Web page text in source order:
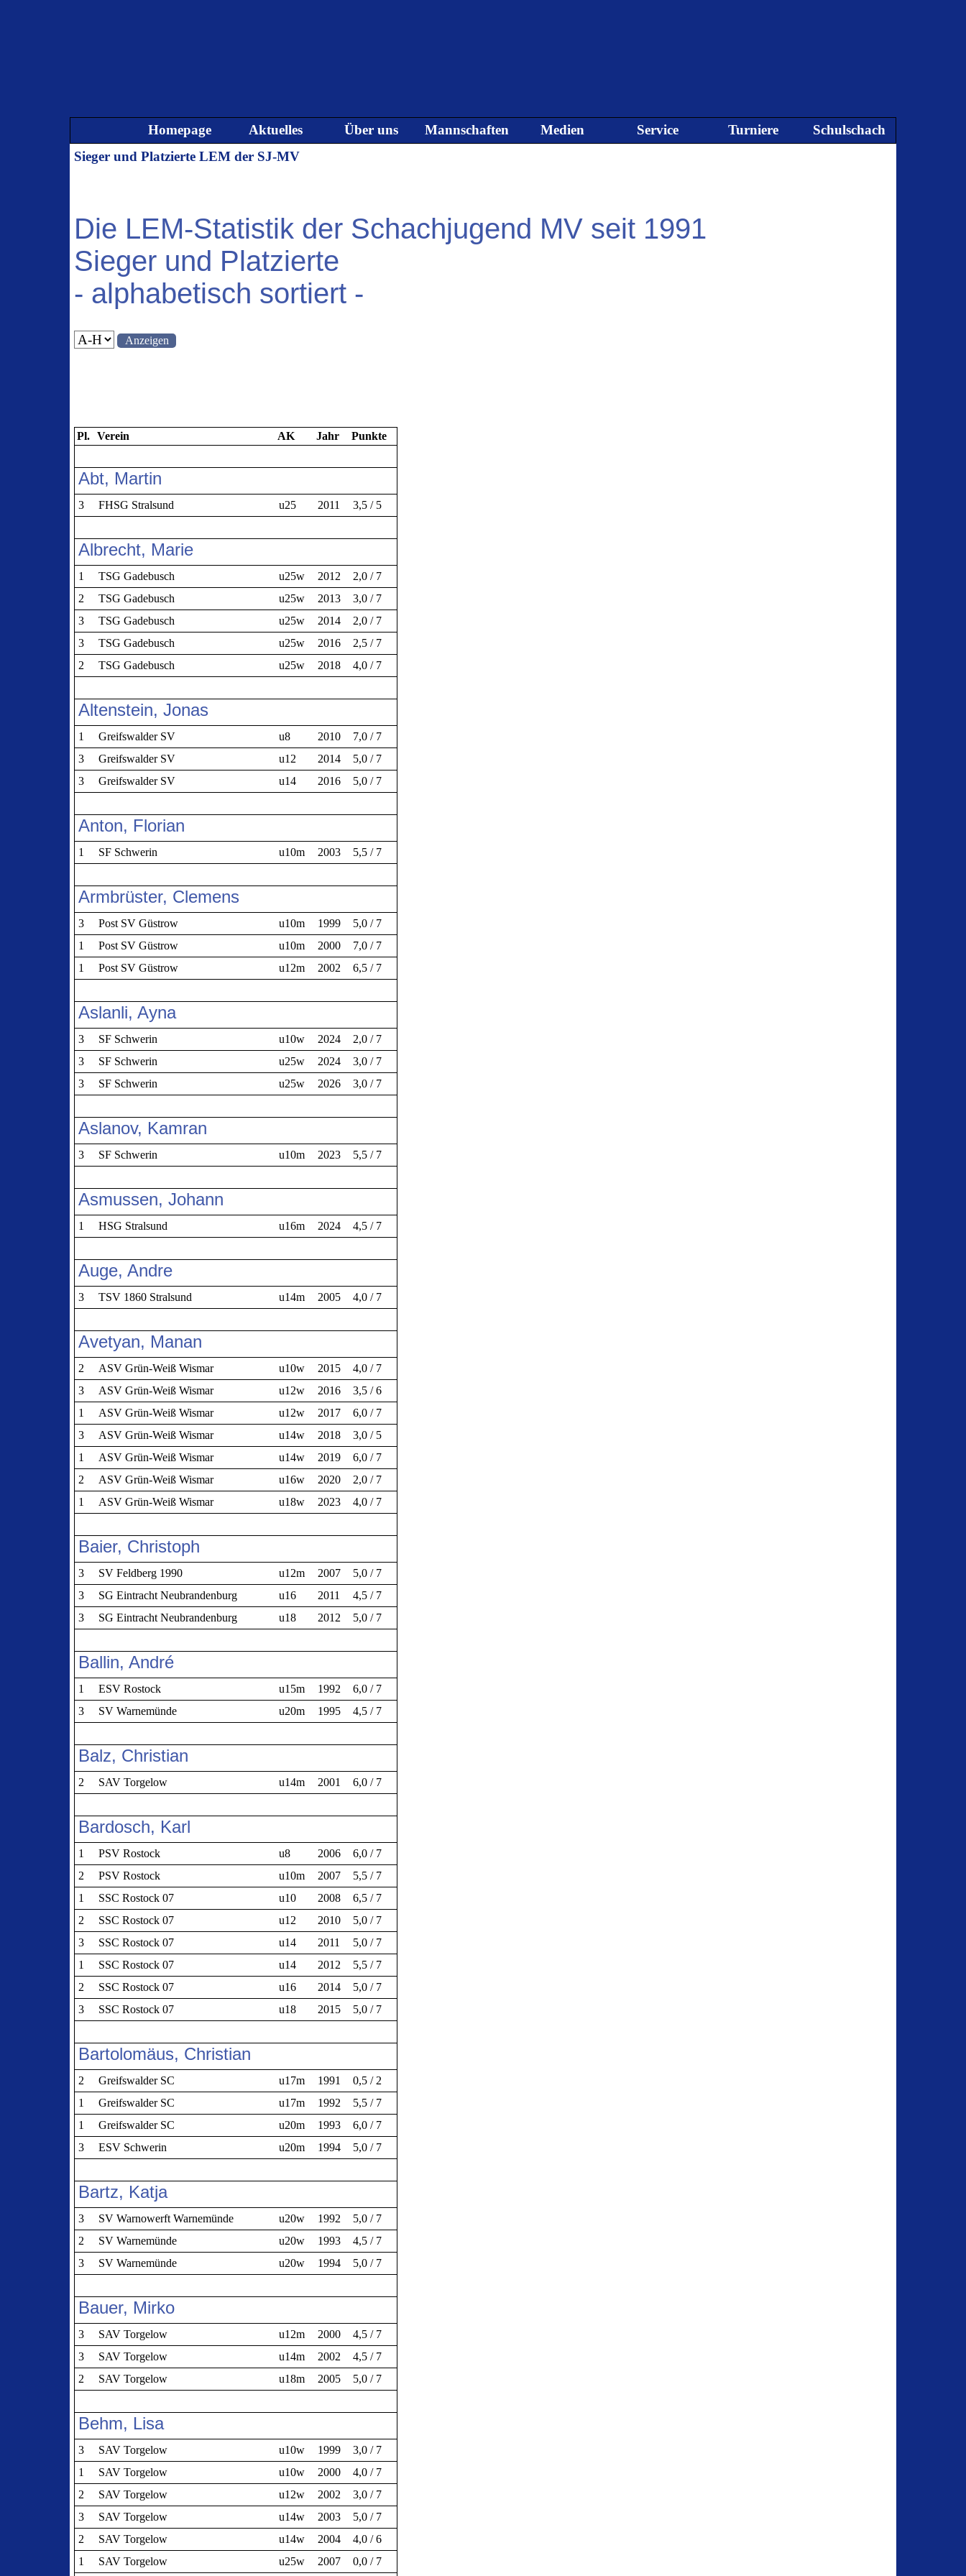
Menü überspringen
Homepage Aktuelles ▼
Über uns ▼
Mannschaften ▼
Medien ▼
Service ▼
Turniere ▼
Schulschach
Sieger und Platzierte LEM der SJ-MV
Die LEM-Statistik der Schachjugend MV seit 1991
Sieger und Platzierte
- alphabetisch sortiert -
Pl. Verein AK Jahr Punkte
Abt, Martin
3 FHSG Stralsund u25 2011 3,5 / 5
Albrecht, Marie
1 TSG Gadebusch u25w 2012
2,0 / 7
2
TSG Gadebusch u25w 2013
3,0 / 7
3
TSG Gadebusch u25w 2014
2,0 / 7
3
TSG Gadebusch u25w 2016
2,5 / 7
2
TSG Gadebusch u25w 2018 4,0 / 7
Altenstein, Jonas
1 Greifswalder SV u8 2010
7,0 / 7
3
Greifswalder SV u12 2014
5,0 / 7
3
Greifswalder SV u14 2016 5,0 / 7
Anton, Florian
1 SF Schwerin u10m 2003 5,5 / 7
Armbrüster, Clemens
3 Post SV Güstrow u10m 1999
5,0 / 7
1
Post SV Güstrow u10m 2000
7,0 / 7
1
Post SV Güstrow u12m 2002 6,5 / 7
Aslanli, Ayna
3 SF Schwerin u10w 2024
2,0 / 7
3
SF Schwerin u25w 2024
3,0 / 7
3
SF Schwerin u25w 2026 3,0 / 7
Aslanov, Kamran
3 SF Schwerin u10m 2023 5,5 / 7
Asmussen, Johann
1 HSG Stralsund u16m 2024 4,5 / 7
Auge, Andre
3 TSV 1860 Stralsund u14m 2005 4,0 / 7
Avetyan, Manan
2 ASV Grün-Weiß Wismar u10w 2015
4,0 / 7
3
ASV Grün-Weiß Wismar u12w 2016
3,5 / 6
1
ASV Grün-Weiß Wismar u12w 2017
6,0 / 7
3
ASV Grün-Weiß Wismar u14w 2018
3,0 / 5
1
ASV Grün-Weiß Wismar u14w 2019
6,0 / 7
2
ASV Grün-Weiß Wismar u16w 2020
2,0 / 7
1
ASV Grün-Weiß Wismar u18w 2023 4,0 / 7
Baier, Christoph
3 SV Feldberg 1990 u12m 2007
5,0 / 7
3
SG Eintracht Neubrandenburg u16 2011
4,5 / 7
3
SG Eintracht Neubrandenburg u18 2012 5,0 / 7
Ballin, André
1 ESV Rostock u15m 1992
6,0 / 7
3
SV Warnemünde u20m 1995 4,5 / 7
Balz, Christian
2 SAV Torgelow u14m 2001 6,0 / 7
Bardosch, Karl
1 PSV Rostock u8 2006
6,0 / 7
2
PSV Rostock u10m 2007
5,5 / 7
1
SSC Rostock 07 u10 2008
6,5 / 7
2
SSC Rostock 07 u12 2010
5,0 / 7
3
SSC Rostock 07 u14 2011
5,0 / 7
1
SSC Rostock 07 u14 2012
5,5 / 7
2
SSC Rostock 07 u16 2014
5,0 / 7
3
SSC Rostock 07 u18 2015 5,0 / 7
Bartolomäus, Christian
2 Greifswalder SC u17m 1991
0,5 / 2
1
Greifswalder SC u17m 1992
5,5 / 7
1
Greifswalder SC u20m 1993
6,0 / 7
3
ESV Schwerin u20m 1994 5,0 / 7
Bartz, Katja
3 SV Warnowerft Warnemünde u20w 1992
5,0 / 7
2
SV Warnemünde u20w 1993
4,5 / 7
3
SV Warnemünde u20w 1994 5,0 / 7
Bauer, Mirko
3 SAV Torgelow u12m 2000
4,5 / 7
3
SAV Torgelow u14m 2002
4,5 / 7
2
SAV Torgelow u18m 2005 5,0 / 7
Behm, Lisa
3 SAV Torgelow u10w 1999
3,0 / 7
1
SAV Torgelow u10w 2000
4,0 / 7
2
SAV Torgelow u12w 2002
3,0 / 7
3
SAV Torgelow u14w 2003
5,0 / 7
2
SAV Torgelow u14w 2004
4,0 / 6
1
SAV Torgelow u25w 2007 0,0 / 7